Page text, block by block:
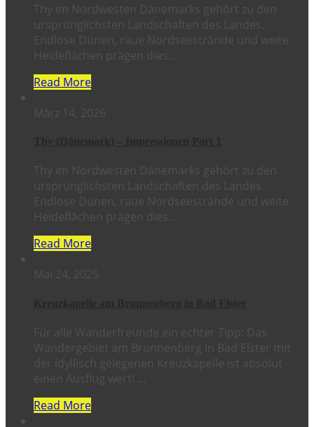
Thy im Nordwesten Dänemarks gehört zu den
ursprünglichsten Landschaften des Landes.
Endlose Dünen, raue Nordseestrände und weite
Heideflächen prägen dies…
Read More
März 14, 2026
Thy im Nordwesten Dänemarks gehört zu den
ursprünglichsten Landschaften des Landes.
Endlose Dünen, raue Nordseestrände und weite
Heideflächen prägen dies…
Read More
Mai 24, 2025
Für alle Wanderfreunde ein echter Tipp: Das
Wandergebiet am Brunnenberg in Bad Elster mit
der idyllisch gelegenen Kreuzkapelle ist absolut
einen Ausflug wert! …
Read More